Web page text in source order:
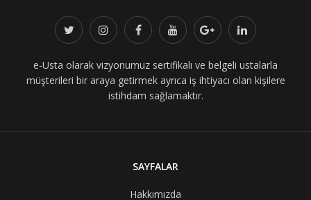
e-Usta olarak vizyonumuz sertifikalı ve belgeli ustalarla
müşterileri bir araya getirmek ayrıca iş ihtiyacı olan kişilere
istihdam sağlamaktır.
SAYFALAR
Hakkımızda